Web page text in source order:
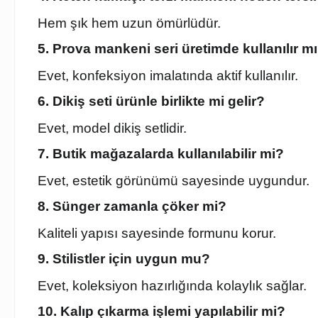
Hem şık hem uzun ömürlüdür.
5. Prova mankeni seri üretimde kullanılır
Evet, konfeksiyon imalatında aktif kullanılır.
6. Dikiş seti ürünle birlikte mi gelir?
Evet, model dikiş setlidir.
7. Butik mağazalarda kullanılabilir mi?
Evet, estetik görünümü sayesinde uygundur.
8. Sünger zamanla çöker mi?
Kaliteli yapısı sayesinde formunu korur.
9. Stilistler için uygun mu?
Evet, koleksiyon hazırlığında kolaylık sağlar.
10. Kalıp çıkarma işlemi yapılabilir mi?